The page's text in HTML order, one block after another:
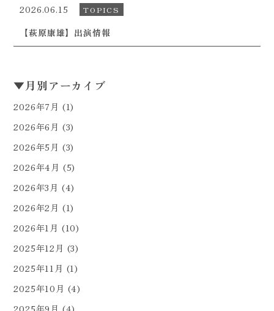
2026.06.15 TOPICS
【萩原康雄】出演情報
▼月別アーカイブ
2026年7月 (1)
2026年6月 (3)
2026年5月 (3)
2026年4月 (5)
2026年3月 (4)
2026年2月 (1)
2026年1月 (10)
2025年12月 (3)
2025年11月 (1)
2025年10月 (4)
2025年9月 (4)